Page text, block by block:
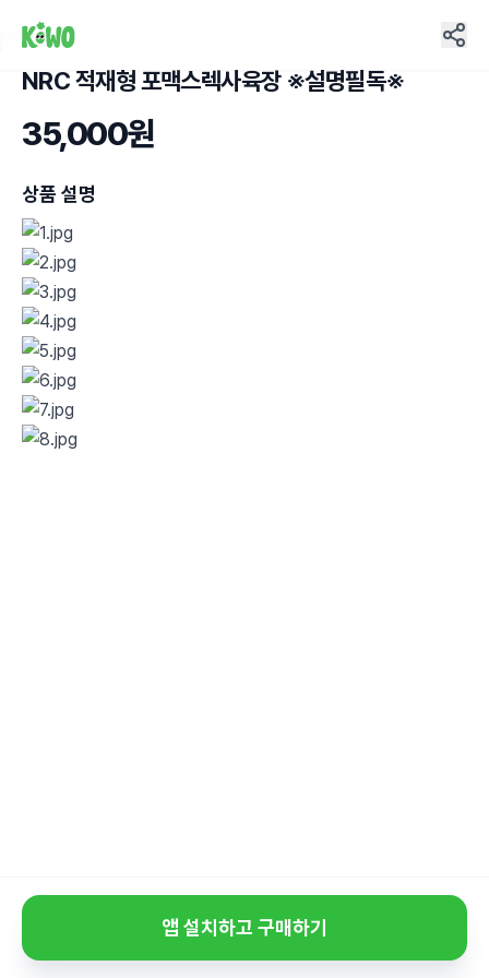
NRC 적재형 포맥스렉사육장 ※설명필독※
35,000원
상품 설명
앱 설치하고 구매하기